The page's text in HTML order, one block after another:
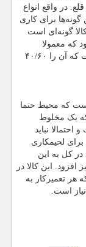
در واقع انواع
برای کاری
گونه‌ای است
که معمولا
آن را ۴۰/۶۰
که محیط حتما
که یک مخلوط
نباید
لحیمکاری
کل به این
این کالا در
هر تعمیرکار به
است.